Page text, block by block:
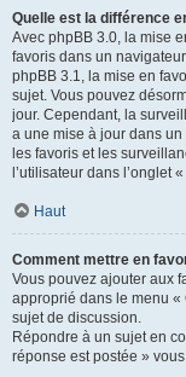
Quelle est la différence
Avec phpBB 3.0, la mise
favoris dans un
phpBB 3.1, la mise en
sujet. Vous pouvez
jour. Cependant, la
a une mise à jour dans
les favoris et les
l’utilisateur dans l’onglet
Haut
Comment mettre en
Vous pouvez ajouter aux
approprié dans le menu «
sujet de discussion.
Répondre à un sujet en
réponse est postée »